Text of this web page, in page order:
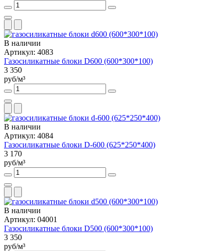
В наличии
Артикул: 4083
Газосиликатные блоки D600 (600*300*100)
3 350
руб/м³
В наличии
Артикул: 4084
Газосиликатные блоки D-600 (625*250*400)
3 170
руб/м³
В наличии
Артикул: 04001
Газосиликатные блоки D500 (600*300*100)
3 350
руб/м³